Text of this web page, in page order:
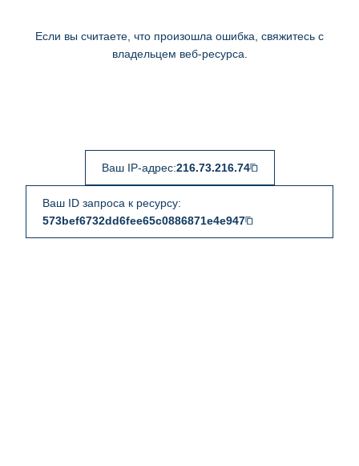
Если вы считаете, что произошла ошибка, свяжитесь с
владельцем веб-ресурса.
Ваш IP-адрес:216.73.216.74
Ваш ID запроса к ресурсу:
573bef6732dd6fee65c0886871e4e947